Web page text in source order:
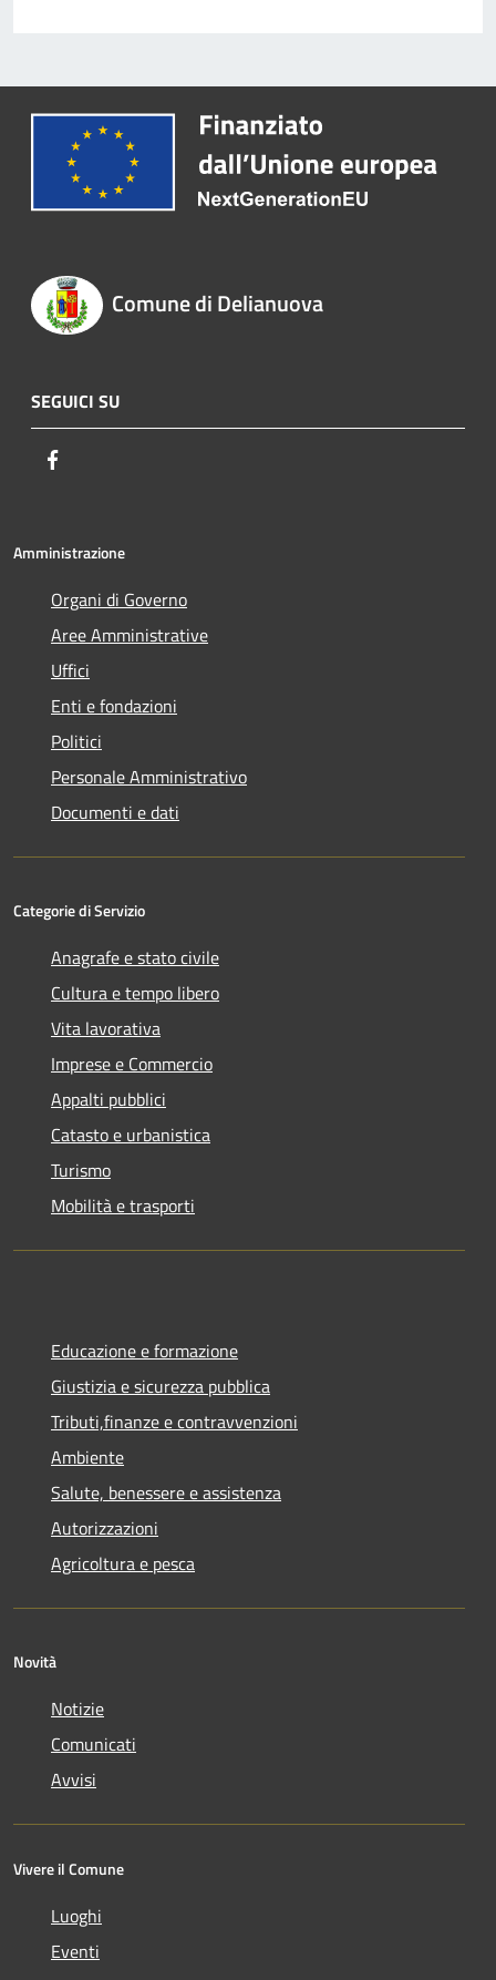
Comune di Delianuova
SEGUICI SU
Amministrazione
Organi di Governo
Aree Amministrative
Uffici
Enti e fondazioni
Politici
Personale Amministrativo
Documenti e dati
Categorie di Servizio
Anagrafe e stato civile
Cultura e tempo libero
Vita lavorativa
Imprese e Commercio
Appalti pubblici
Catasto e urbanistica
Turismo
Mobilità e trasporti
Educazione e formazione
Giustizia e sicurezza pubblica
Tributi,finanze e contravvenzioni
Ambiente
Salute, benessere e assistenza
Autorizzazioni
Agricoltura e pesca
Novità
Notizie
Comunicati
Avvisi
Vivere il Comune
Luoghi
Eventi